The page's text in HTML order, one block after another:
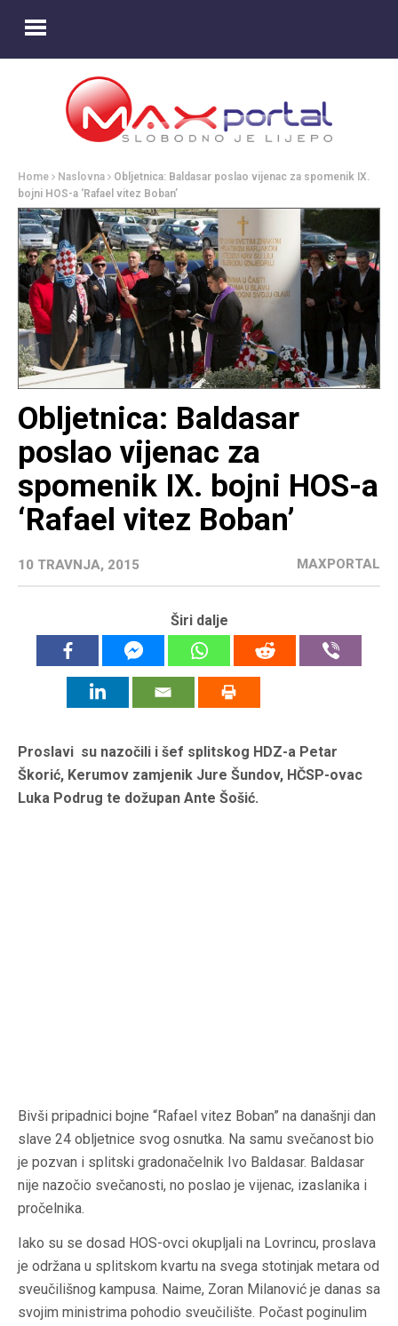
Home Naslovna
Obljetnica: Baldasar poslao vijenac za spomenik IX.
bojni HOS-a ‘Rafael vitez Boban’
Obljetnica: Baldasar
poslao vijenac za
spomenik IX. bojni HOS-a
‘Rafael vitez Boban’
10 TRAVNJA, 2015 MAXPORTAL
Širi dalje
Proslavi su nazočili i šef splitskog HDZ-a Petar
Škorić, Kerumov zamjenik Jure Šundov, HČSP-ovac
Luka Podrug te dožupan Ante Šošić.
Bivši pripadnici bojne “Rafael vitez Boban” na današnji dan
slave 24 obljetnice svog osnutka. Na samu svečanost bio
je pozvan i splitski gradonačelnik Ivo Baldasar. Baldasar
nije nazočio svečanosti, no poslao je vijenac, izaslanika i
pročelnika.
Iako su se dosad HOS-ovci okupljali na Lovrincu, proslava
je održana u splitskom kvartu na svega stotinjak metara od
sveučilišnog kampusa. Naime, Zoran Milanović je danas sa
svojim ministrima pohodio sveučilište. Počast poginulim